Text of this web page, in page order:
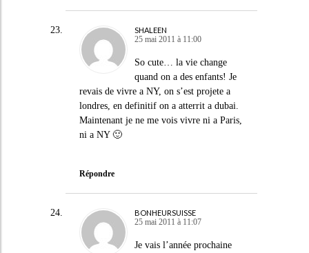
SHALEEN
25 mai 2011 à 11:00
So cute… la vie change
quand on a des enfants! Je
revais de vivre a NY, on s’est projete a
londres, en definitif on a atterrit a dubai.
Maintenant je ne me vois vivre ni a Paris,
ni a NY 🙂
Répondre
BONHEURSUISSE
25 mai 2011 à 11:07
Je vais l’année prochaine